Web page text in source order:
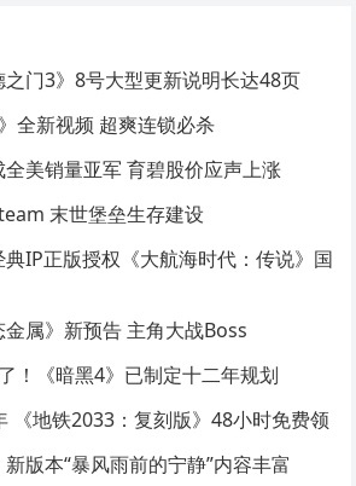
门3》8号大型更新说明长达48页
全新视频 超爽连锁必杀
全美销量亚军 育碧股价应声上涨
末世堡垒生存建设
IP正版授权《大航海时代：传说》国
属》新预告 主角大战Boss
！《暗黑4》已制定十二年规划
《地铁2033：复刻版》48小时免费领
版本“暴风雨前的宁静”内容丰富